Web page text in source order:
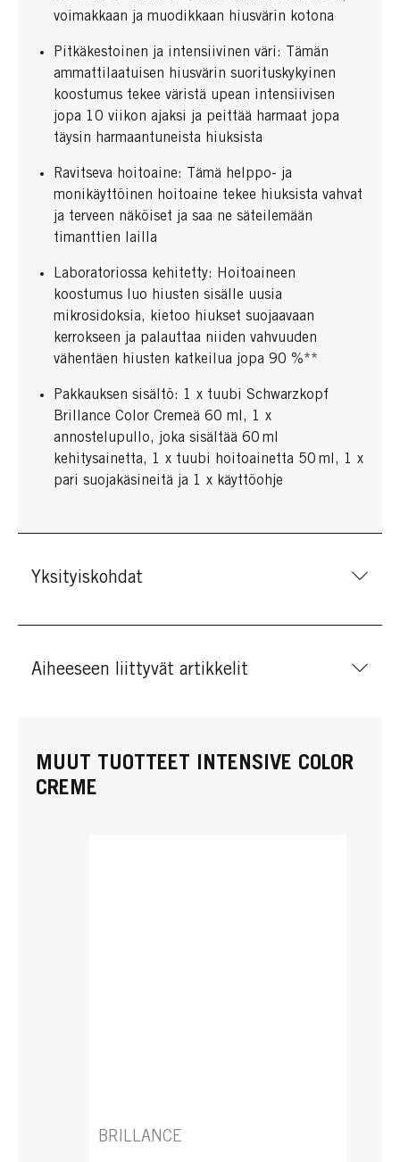
voimakkaan ja muodikkaan hiusvärin kotona
Pitkäkestoinen ja intensiivinen väri: Tämän
ammattilaatuisen hiusvärin suorituskykyinen
koostumus tekee väristä upean intensiivisen
jopa 10 viikon ajaksi ja peittää harmaat jopa
täysin harmaantuneista hiuksista
Ravitseva hoitoaine: Tämä helppo- ja
monikäyttöinen hoitoaine tekee hiuksista vahvat
ja terveen näköiset ja saa ne säteilemään
timanttien lailla
Laboratoriossa kehitetty: Hoitoaineen
koostumus luo hiusten sisälle uusia
mikrosidoksia, kietoo hiukset suojaavaan
kerrokseen ja palauttaa niiden vahvuuden
vähentäen hiusten katkeilua jopa 90 %**
Pakkauksen sisältö: 1 x tuubi Schwarzkopf
Brillance Color Cremeä 60 ml, 1 x
annostelupullo, joka sisältää 60 ml
kehitysainetta, 1 x tuubi hoitoainetta 50 ml, 1 x
pari suojakäsineitä ja 1 x käyttöohje
Yksityiskohdat
Aiheeseen liittyvät artikkelit
MUUT TUOTTEET INTENSIVE COLOR
CREME
BRILLANCE